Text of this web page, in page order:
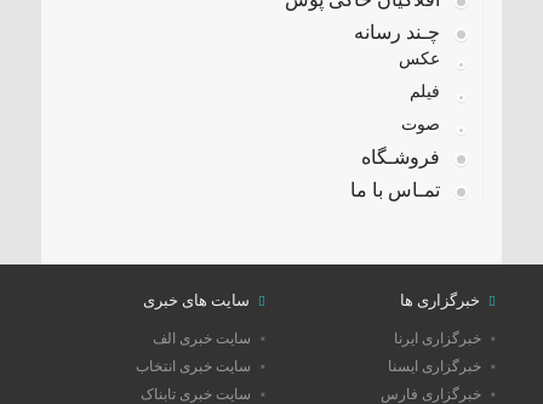
چـند رسانه
عکس
فیلم
صوت
فروشـگاه
تمـاس با ما
خبرگزاری ها
خبرگزاری ایرنا
خبرگزاری ایسنا
خبرگزاری فارس
سایت های خبری
سایت خبری الف
سایت خبری انتخاب
سایت خبری تابناک